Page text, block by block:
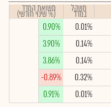
משקל
במדד תשואת המדד
(% שינוי חודשי)
0.01%
0.90%
0.14%
3.90%
0.14%
3.86%
0.32%
-0.89%
0.01%
0.91%